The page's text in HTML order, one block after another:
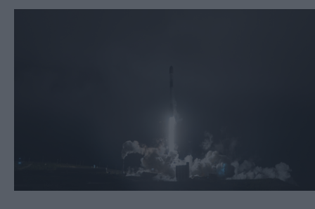
Rotaliana
Fiemme